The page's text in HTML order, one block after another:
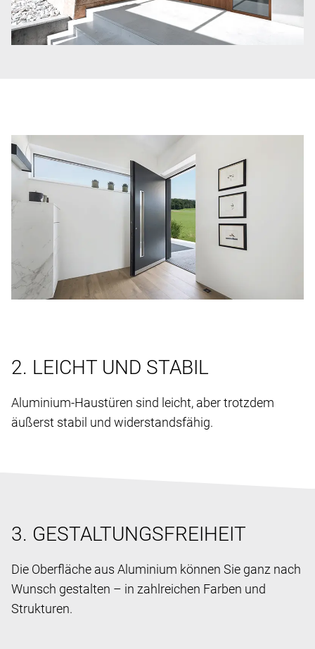
2. LEICHT UND STABIL
Aluminium-Haustüren sind leicht, aber trotzdem
äußerst stabil und widerstandsfähig.
3. GESTALTUNGSFREIHEIT
Die Oberfläche aus Aluminium können Sie ganz nach
Wunsch gestalten – in zahlreichen Farben und
Strukturen.